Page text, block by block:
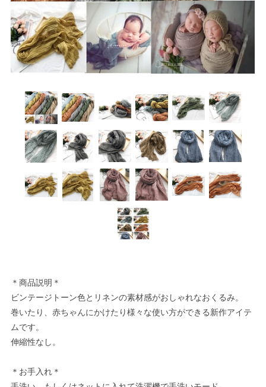
＊商品説明＊
ビンテージトーン色とリネンの素材感がおしゃれなおくるみ。
巻いたり、赤ちゃんにかけたり様々な使い方ができる新作アイテ
ムです。
伸縮性なし。
＊お手入れ＊